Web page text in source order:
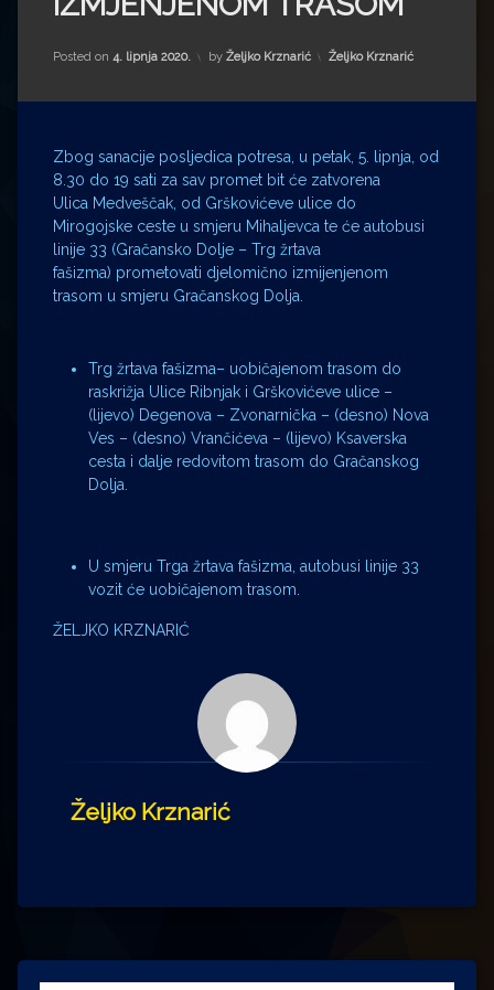
Impressum
Milenko Strižak
Drugi autori
Drugi autori
Ljiljana Lekanić-Kljaić
Željko Krznarić
Mario Lovreković
Posted on 4. lipnja 2020. by Željko Krznarić Kategorije:
Željko Krznarić
Zbog sanacije posljedica potresa, u petak, 5. lipnja, od
8.30 do 19 sati za sav promet bit će zatvorena
Ulica Medveščak, od Grškovićeve ulice do
Mirogojske ceste u smjeru Mihaljevca te će autobusi
linije 33 (Gračansko Dolje – Trg žrtava
fašizma) prometovati djelomično izmijenjenom
trasom u smjeru Gračanskog Dolja.
Trg žrtava fašizma– uobičajenom trasom do
raskrižja Ulice Ribnjak i Grškovićeve ulice –
(lijevo) Degenova – Zvonarnička – (desno) Nova
Ves – (desno) Vrančićeva – (lijevo) Ksaverska
cesta i dalje redovitom trasom do Gračanskog
Dolja.
U smjeru Trga žrtava fašizma, autobusi linije 33
vozit će uobičajenom trasom.
ŽELJKO KRZNARIĆ
Željko Krznarić